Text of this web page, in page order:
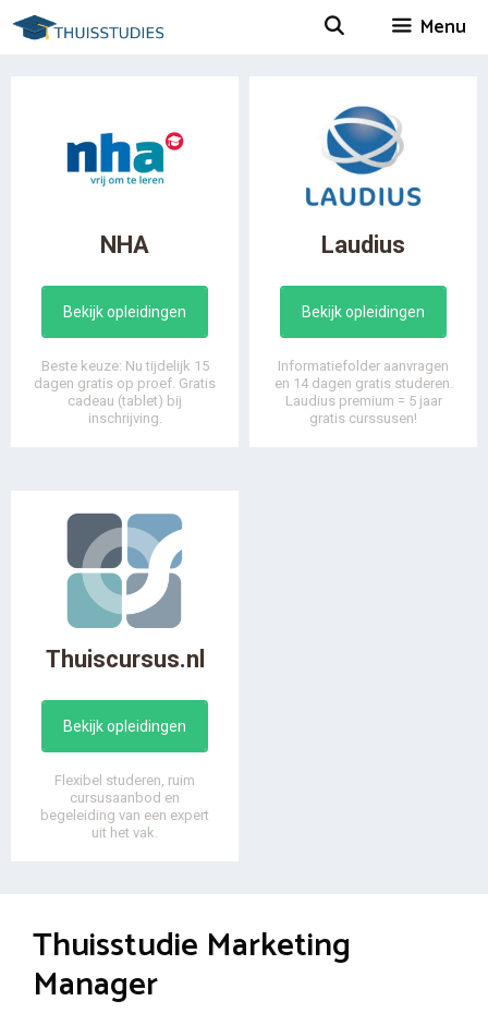
Spring
naar
Menu
NHA
Bekijk opleidingen
Beste keuze: Nu tijdelijk 15
dagen gratis op proef. Gratis
cadeau (tablet) bij
inschrijving.
Laudius
Bekijk opleidingen
Informatiefolder aanvragen
en 14 dagen gratis studeren.
Laudius premium = 5 jaar
gratis curssusen!
Thuiscursus.nl
Bekijk opleidingen
Flexibel studeren, ruim
cursusaanbod en
begeleiding van een expert
uit het vak.
Thuisstudie Marketing
Manager